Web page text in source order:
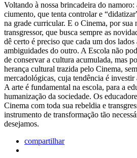
Voltando à nossa brincadeira do
ciumento, que tenta controlar e
na grade curricular. E o Cinema, por sua
transgressor, que busca sempre as
dê certo é preciso que cada um dos lados
ambiguidades do outro. A Escola não
de conservar a cultura acumulada, mas
herança cultural trazida pelo Cinema,
mercadológicas, cuja tendência é investir
A arte é fundamental na escola, para a
humanização da sociedade. Os
Cinema com toda sua rebeldia e
instrumento de transformação tão
desejamos.
compartilhar